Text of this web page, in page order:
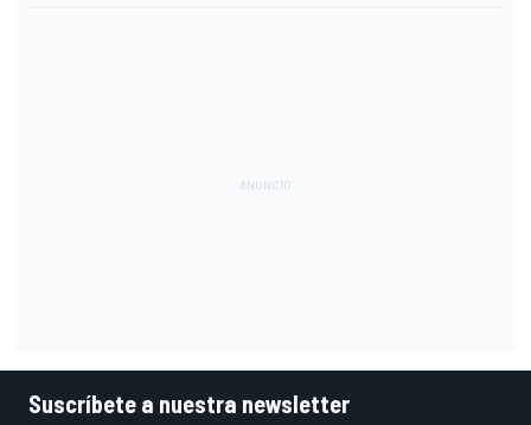
Suscríbete a nuestra newsletter